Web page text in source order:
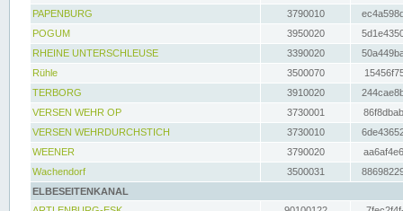
PAPENBURG
3790010
POGUM
3950020
RHEINE UNTERSCHLEUSE
3390020
Rühle
3500070
TERBORG
3910020
VERSEN WEHR OP
3730001
VERSEN WEHRDURCHSTICH
3730010
WEENER
3790020
Wachendorf
3500031
ELBESEITENKANAL